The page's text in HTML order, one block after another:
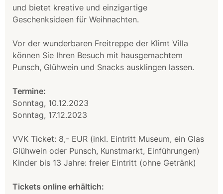
und bietet kreative und einzigartige
Geschenksideen für Weihnachten.
Vor der wunderbaren Freitreppe der Klimt Villa
können Sie Ihren Besuch mit hausgemachtem
Punsch, Glühwein und Snacks ausklingen lassen.
Termine:
Sonntag, 10.12.2023
Sonntag, 17.12.2023
VVK Ticket: 8,- EUR (inkl. Eintritt Museum, ein Glas
Glühwein oder Punsch, Kunstmarkt, Einführungen)
Kinder bis 13 Jahre: freier Eintritt (ohne Getränk)
Tickets online erhältich: